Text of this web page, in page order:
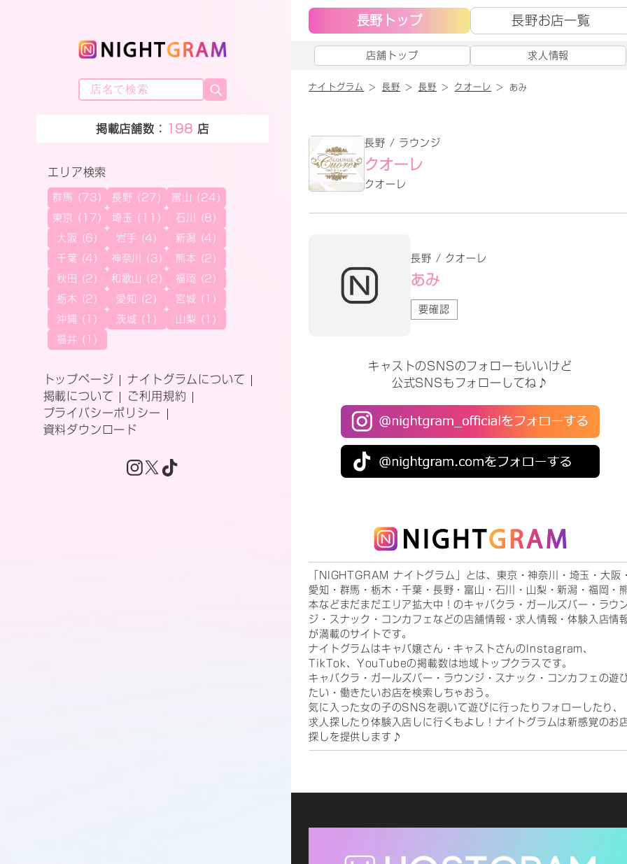
掲載店舗数： 198 店
エリア検索
群馬 (73) 長野 (27) 富山 (24)
東京 (17) 埼玉 (11) 石川 (8)
大阪 (6) 岩手 (4) 新潟 (4)
千葉 (4) 神奈川 (3) 熊本 (2)
秋田 (2) 和歌山 (2) 福岡 (2)
栃木 (2) 愛知 (2) 宮城 (1)
沖縄 (1) 茨城 (1) 山梨 (1)
福井 (1)
トップページ
ナイトグラムについて
掲載について
ご利用規約
プライバシーポリシー
資料ダウンロード
長野トップ 長野お店一覧
店舗トップ 求人情報
ナイトグラム 長野 長野 クオーレ あみ
長野 / ラウンジ
クオーレ
クオーレ
長野 / クオーレ
あみ
要確認
キャストのSNSのフォローもいいけど
公式SNSもフォローしてね♪
「NIGHTGRAM ナイトグラム」とは、東京・神奈川・埼玉・大阪
愛知・群馬・栃木・千葉・長野・富山・石川・山梨・新潟・福岡・
本などまだまだエリア拡大中！のキャバクラ・ガールズバー・ラウ
ジ・スナック・コンカフェなどの店舗情報・求人情報・体験入店情
が満載のサイトです。
ナイトグラムはキャバ嬢さん・キャストさんのInstagram、
TikTok、YouTubeの掲載数は地域トップクラスです。
キャバクラ・ガールズバー・ラウンジ・スナック・コンカフェの遊
たい・働きたいお店を検索しちゃおう。
気に入った女の子のSNSを覗いて遊びに行ったりフォローしたり、
求人探したり体験入店しに行くもよし！ナイトグラムは新感覚のお
探しを提供します♪